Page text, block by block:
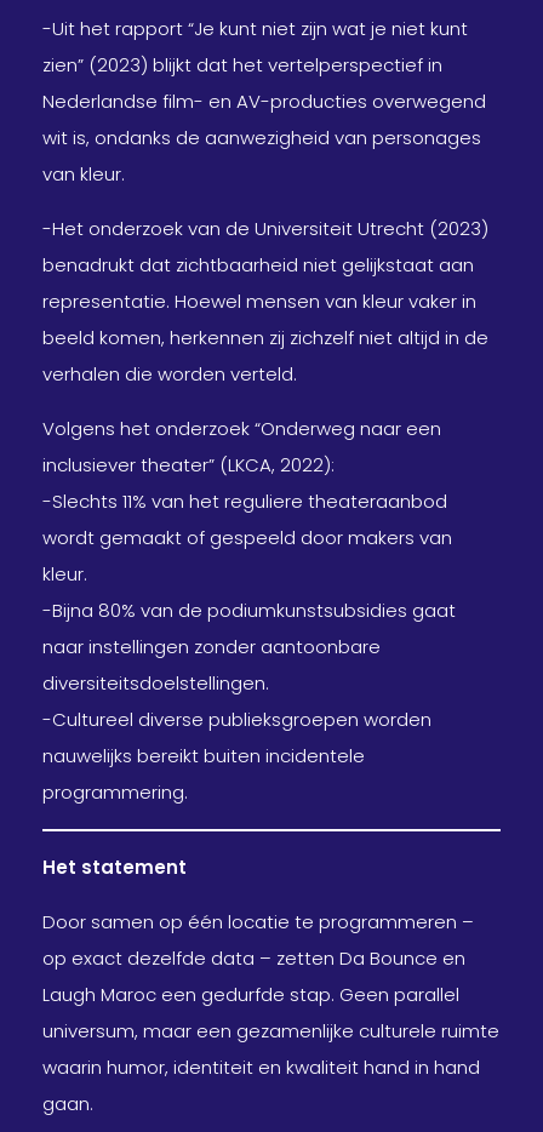
-Uit het rapport “Je kunt niet zijn wat je niet kunt
zien” (2023) blijkt dat het vertelperspectief in
Nederlandse film- en AV-producties overwegend
wit is, ondanks de aanwezigheid van personages
van kleur.
-Het onderzoek van de Universiteit Utrecht (2023)
benadrukt dat zichtbaarheid niet gelijkstaat aan
representatie. Hoewel mensen van kleur vaker in
beeld komen, herkennen zij zichzelf niet altijd in de
verhalen die worden verteld.
Volgens het onderzoek “Onderweg naar een
inclusiever theater” (LKCA, 2022):
-Slechts 11% van het reguliere theateraanbod
wordt gemaakt of gespeeld door makers van
kleur.
-Bijna 80% van de podiumkunstsubsidies gaat
naar instellingen zonder aantoonbare
diversiteitsdoelstellingen.
-Cultureel diverse publieksgroepen worden
nauwelijks bereikt buiten incidentele
programmering.
Het statement
Door samen op één locatie te programmeren –
op exact dezelfde data – zetten Da Bounce en
Laugh Maroc een gedurfde stap. Geen parallel
universum, maar een gezamenlijke culturele ruimte
waarin humor, identiteit en kwaliteit hand in hand
gaan.